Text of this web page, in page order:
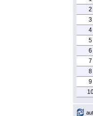
2
3
4
5
6
7
8
9